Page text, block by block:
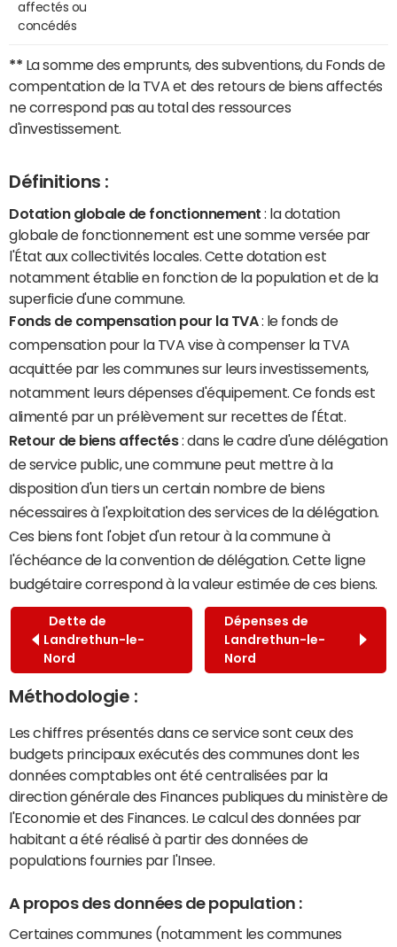
affectés ou
concédés
** La somme des emprunts, des subventions, du Fonds de
compentation de la TVA et des retours de biens affectés
ne correspond pas au total des ressources
d'investissement.
Définitions :
Dotation globale de fonctionnement : la dotation
globale de fonctionnement est une somme versée par
l'État aux collectivités locales. Cette dotation est
notamment établie en fonction de la population et de la
superficie d'une commune.
Fonds de compensation pour la TVA: le fonds de
compensation pour la TVA vise à compenser la TVA
acquittée par les communes sur leurs investissements,
notamment leurs dépenses d'équipement. Ce fonds est
alimenté par un prélèvement sur recettes de l'État.
Retour de biens affectés: dans le cadre d'une délégation
de service public, une commune peut mettre à la
disposition d'un tiers un certain nombre de biens
nécessaires à l'exploitation des services de la délégation.
Ces biens font l'objet d'un retour à la commune à
l'échéance de la convention de délégation. Cette ligne
budgétaire correspond à la valeur estimée de ces biens.
Dette de
Landrethun-le-
Nord
Dépenses de
Landrethun-le-
Nord
Méthodologie :
Les chiffres présentés dans ce service sont ceux des
budgets principaux exécutés des communes dont les
données comptables ont été centralisées par la
direction générale des Finances publiques du ministère de
l'Economie et des Finances. Le calcul des données par
habitant a été réalisé à partir des données de
populations fournies par l'Insee.
A propos des données de population :
Certaines communes (notamment les communes